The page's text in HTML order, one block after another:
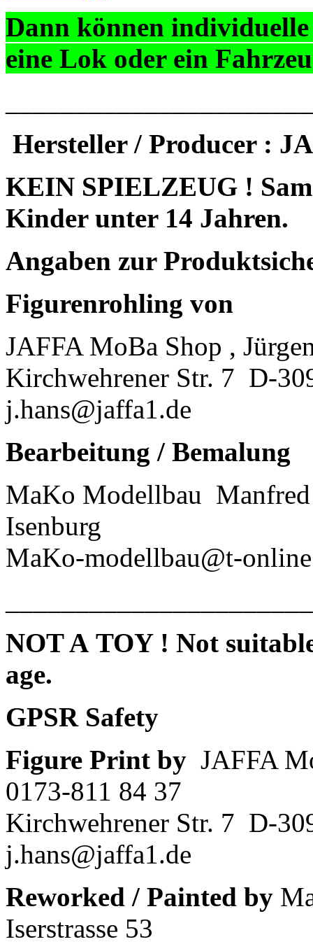
Dann können individuelle
eine Lok oder ein
Hersteller / Producer :
KEIN SPIELZEUG !
Kinder unter 14 Jahren.
Angaben zur
Figurenrohling von
JAFFA MoBa Shop ,
Kirchwehrener Str. 7 D-
j.hans@jaffa1.de
Bearbeitung / Bemalung
MaKo Modellbau
Isenburg
MaKo-modellbau@t-
NOT A TOY ! Not
age.
GPSR Safety
Figure Print by JAFFA
0173-811 84 37
Kirchwehrener Str. 7 D-
j.hans@jaffa1.de
Reworked / Painted by
Iserstrasse 53